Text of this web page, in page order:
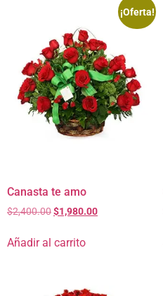
¡Oferta!
Canasta te amo
$2,400.00$1,980.00
Añadir al carrito